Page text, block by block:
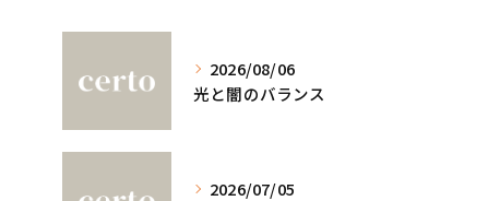
2026/08/06
光と闇のバランス
2026/07/05